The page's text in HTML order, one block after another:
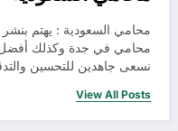
محامي السعودية : يهتم
محامي في جدة وكذلك أفضل
نسعى جاهدين للتحسين
View All Posts